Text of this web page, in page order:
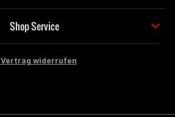
Shop Service
Vertrag widerrufen